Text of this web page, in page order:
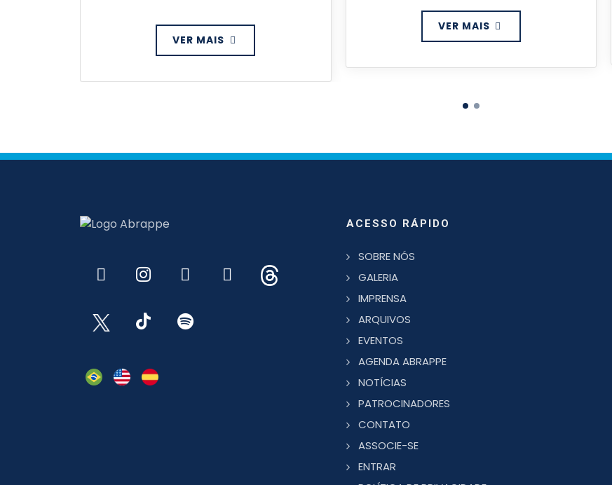
VER MAIS
VER MAIS
ACESSO RÁPIDO
SOBRE NÓS
GALERIA
IMPRENSA
ARQUIVOS
EVENTOS
AGENDA ABRAPPE
NOTÍCIAS
PATROCINADORES
CONTATO
ASSOCIE-SE
ENTRAR